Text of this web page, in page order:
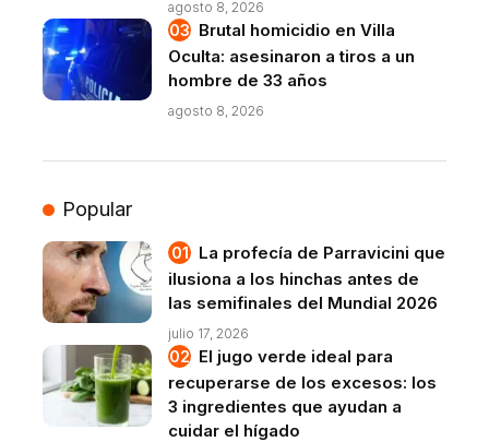
agosto 8, 2026
Brutal homicidio en Villa
Oculta: asesinaron a tiros a un
hombre de 33 años
agosto 8, 2026
Popular
La profecía de Parravicini que
ilusiona a los hinchas antes de
las semifinales del Mundial 2026
julio 17, 2026
El jugo verde ideal para
recuperarse de los excesos: los
3 ingredientes que ayudan a
cuidar el hígado